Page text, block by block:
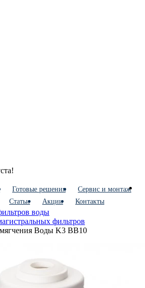
Готовые решения
Сервис и монтаж
Статьи Акции Контакты
воды
фильтров
Воды K3 BB10